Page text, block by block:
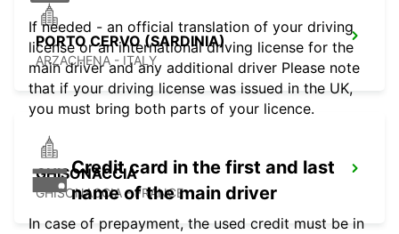
PORTO CERVO (SARDINIA)
ARZACHENA - ITALY
GHISONACCIA
GHISONACCIA - FRANCE
If needed - an official translation of your driving
license or an international driving license for the
main driver and any additional driver Please note
that if your driving license was issued in the UK,
you must bring both parts of your licence.
Credit card in the first and last
name of the main driver
In case of prepayment, the used credit must be in